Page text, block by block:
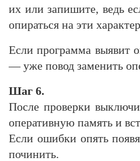
их или запишите, ведь
опираться на эти
Если программа выявит
— уже повод заменить
Шаг 6.
После проверки
оперативную память и
Если ошибки опять
починить.